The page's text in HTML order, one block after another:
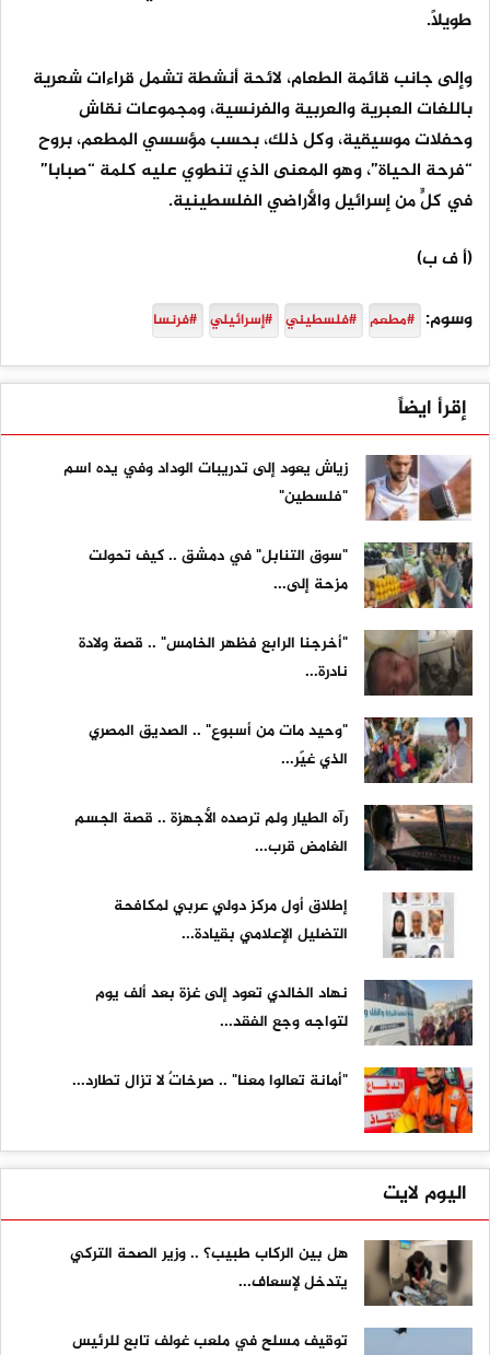
طويلًا.
وإلى جانب قائمة الطعام، لائحة أنشطة تشمل قراءات شعرية
باللغات العبرية والعربية والفرنسية، ومجموعات نقاش
وحفلات موسيقية، وكل ذلك، بحسب مؤسسي المطعم، بروح
“فرحة الحياة”، وهو المعنى الذي تنطوي عليه كلمة “صبابا”
في كلٍّ من إسرائيل والأراضي الفلسطينية.
(أ ف ب)
وسوم: #مطعم #فلسطيني #إسرائيلي #فرنسا
إقرأ ايضاً
زياش يعود إلى تدريبات الوداد وفي يده اسم
"فلسطين"
"سوق التنابل" في دمشق .. كيف تحولت
مزحة إلى...
"أخرجنا الرابع فظهر الخامس" .. قصة ولادة
نادرة...
"وحيد مات من أسبوع" .. الصديق المصري
الذي غيّر...
رآه الطيار ولم ترصده الأجهزة .. قصة الجسم
الغامض قرب...
إطلاق أول مركز دولي عربي لمكافحة
التضليل الإعلامي بقيادة...
نهاد الخالدي تعود إلى غزة بعد ألف يوم
لتواجه وجع الفقد...
"أمانة تعالوا معنا" .. صرخاتٌ لا تزال تطارد...
اليوم لايت
هل بين الركاب طبيب؟ .. وزير الصحة التركي
يتدخل لإسعاف...
توقيف مسلح في ملعب غولف تابع للرئيس